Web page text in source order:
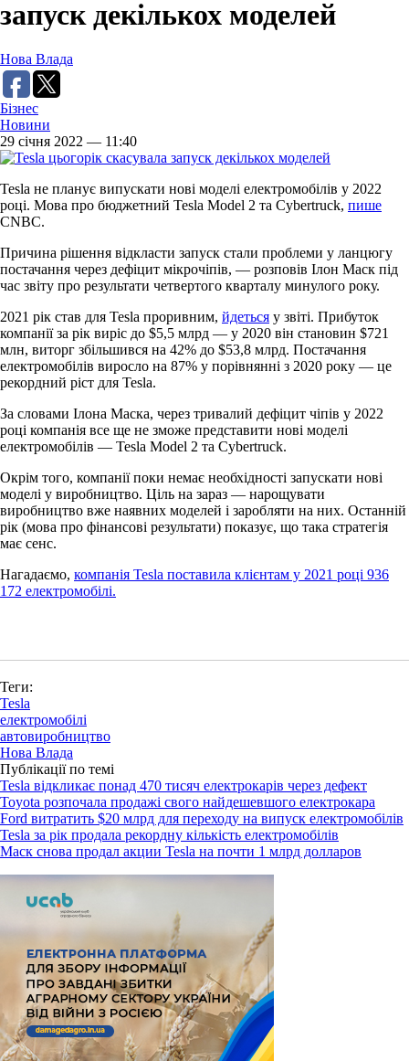
запуск декількох моделей
Нова Влада
Бізнес
Новини
29 січня 2022 — 11:40
Tesla не планує випускати нові моделі електромобілів у 2022
році. Мова про бюджетний Tesla Model 2 та Cybertruck, пише
CNBC.
Причина рішення відкласти запуск стали проблеми у ланцюгу
постачання через дефіцит мікрочіпів, — розповів Ілон Маск під
час звіту про результати четвертого кварталу минулого року.
2021 рік став для Tesla проривним, йдеться у звіті. Прибуток
компанії за рік виріс до $5,5 млрд — у 2020 він становин $721
млн, виторг збільшився на 42% до $53,8 млрд. Постачання
електромобілів виросло на 87% у порівнянні з 2020 року — це
рекордний ріст для Tesla.
За словами Ілона Маска, через тривалий дефіцит чіпів у 2022
році компанія все ще не зможе представити нові моделі
електромобілів — Tesla Model 2 та Cybertruck.
Окрім того, компанії поки немає необхідності запускати нові
моделі у виробництво. Ціль на зараз — нарощувати
виробництво вже наявних моделей і заробляти на них. Останній
рік (мова про фінансові результати) показує, що така стратегія
має сенс.
Нагадаємо, компанія Tesla поставила клієнтам у 2021 році 936
172 електромобілі.
Теги:
Tesla
електромобілі
автовиробництво
Нова Влада
Публікації по темі
Tesla відкликає понад 470 тисяч електрокарів через дефект
Toyota розпочала продажі свого найдешевшого електрокара
Ford витратить $20 млрд для переходу на випуск електромобілів
Tesla за рік продала рекордну кількість електромобілів
Маск снова продал акции Tesla на почти 1 млрд долларов